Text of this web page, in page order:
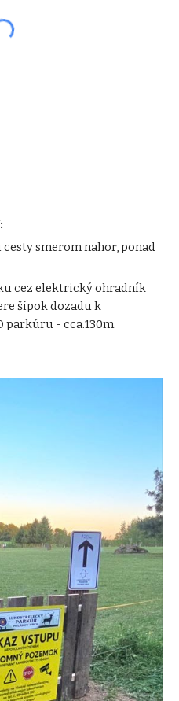
smerom nahor, ponad
cez elektrický ohradník
šípok dozadu k
parkúru - cca.130m.